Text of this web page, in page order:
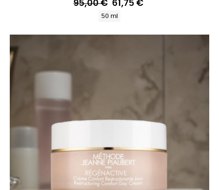
95,00 € 61,75 €
50 ml